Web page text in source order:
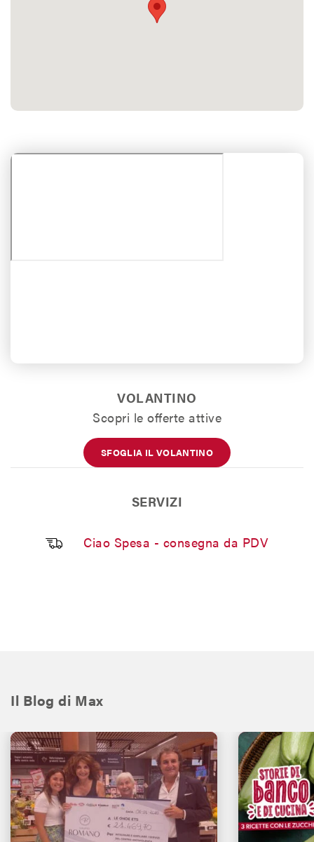
VOLANTINO
Scopri le offerte attive
SFOGLIA IL VOLANTINO
SERVIZI
Ciao Spesa - consegna da PDV
Il Blog di Max